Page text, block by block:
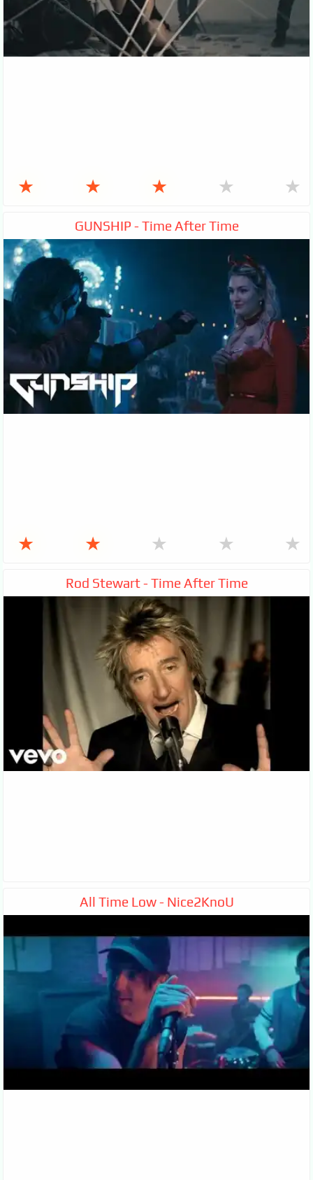
★ ★ ★ ★ ★
GUNSHIP - Time After Time
★ ★ ★ ★ ★
Rod Stewart - Time After Time
All Time Low - Nice2KnoU